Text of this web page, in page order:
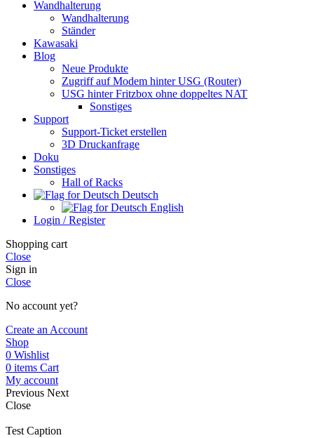
Wandhalterung
Wandhalterung
Ständer
Kawasaki
Blog
Neue Produkte
Zugriff auf Modem hinter USG (Router)
USG hinter Fritzbox ohne doppeltes NAT
Sonstiges
Support
Support-Ticket erstellen
3D Druckanfrage
Doku
Sonstiges
Hall of Racks
Deutsch
English
Login / Register
Shopping cart
Close
Sign in
Close
No account yet?
Create an Account
Shop
0 Wishlist
0 items Cart
My account
Previous Next
Close
Test Caption